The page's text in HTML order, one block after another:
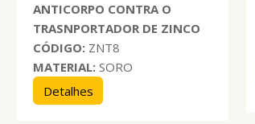
ANTICORPO CONTRA O
TRASNPORTADOR DE ZINCO
CÓDIGO: ZNT8
MATERIAL: SORO
Detalhes